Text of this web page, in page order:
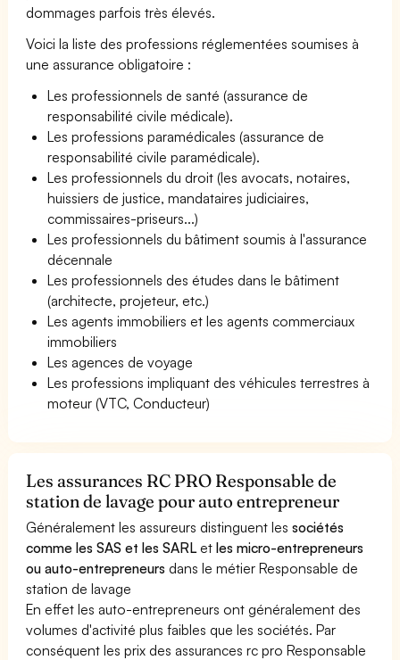
dommages parfois très élevés.
Voici la liste des professions réglementées soumises à
une assurance obligatoire :
Les professionnels de santé (assurance de
responsabilité civile médicale).
Les professions paramédicales (assurance de
responsabilité civile paramédicale).
Les professionnels du droit (les avocats, notaires,
huissiers de justice, mandataires judiciaires,
commissaires-priseurs...)
Les professionnels du bâtiment soumis à l'assurance
décennale
Les professionnels des études dans le bâtiment
(architecte, projeteur, etc.)
Les agents immobiliers et les agents commerciaux
immobiliers
Les agences de voyage
Les professions impliquant des véhicules terrestres à
moteur (VTC, Conducteur)
Les assurances RC PRO Responsable de
station de lavage pour auto entrepreneur
Généralement les assureurs distinguent lessociétés
comme les SAS et les SARL etles micro-entrepreneurs
ou auto-entrepreneurs dans le métier Responsable de
station de lavage
En effet les auto-entrepreneurs ont généralement des
volumes d'activité plus faibles que les sociétés. Par
conséquent les prix des assurances rc pro Responsable